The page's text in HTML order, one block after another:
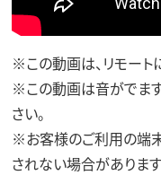
※この動画は、リモート
※この動画は音がでま
さい。
※お客様のご利用の端末
されない場合があります